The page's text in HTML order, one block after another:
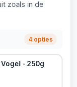
zoals in de
4 opties
- 250g